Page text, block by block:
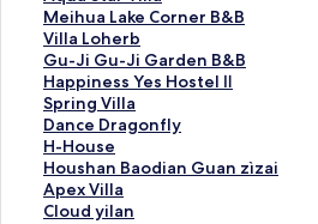
e
s
t
a
y
的
連
結
l
a
的
連
結
m
i
l
y
H
o
m
e
s
t
e
的
連
結
i
h
u
a
L
a
k
e
B
&
s
e
R
i
v
e
r
s
i
d
r
e
H
o
t
e
l
S
u
a
B
的
連
結
m
e
n
t
H
o
t
e
l
Y
n
F
r
i
e
n
d
l
y
L
n
g
r
i
l
a
L
e
i
s
k
e
s
h
o
r
e
H
o
t
q
u
a
S
t
a
r
V
i
l
Meihua Lake Corner B&B
M
e
i
h
u
a
L
a
k
e
Villa Loherb
V
i
l
l
a
L
o
h
e
Gu-Ji Gu-Ji Garden B&B
G
u
-
J
i
G
u
-
Happiness Yes Hostel Ⅱ
H
a
p
p
i
n
e
Spring Villa
S
p
r
i
n
g
Dance Dragonfly
D
a
n
c
e
H-House
H
-
H
o
Houshan Baodian Guan zìzai
H
o
u
Apex Villa
A
p
Cloud yilan
C